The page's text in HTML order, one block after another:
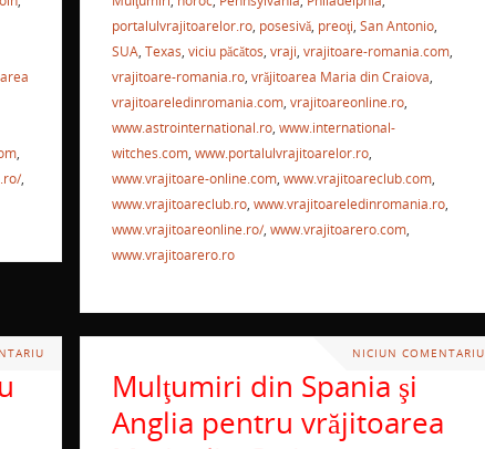
,
,
b
o
o
k
st A
p
p
a
ză
portalulvrajitoarelor.ro, posesivă, preoţi San Antonio,
SUA Texas viciu păcătos vraji vrajitoare-romania.com,
vrajitoare-romania.ro, vrăjitoarea Maria din Craiova
vrajitoareledinromania.com, vrajitoareonline.ro,
www.astrointernational.ro, www.international-
witches.com, www.portalulvrajitoarelor.ro,
www.vrajitoare-online.com, www.vrajitoareclub.com,
www.vrajitoareclub.ro, www.vrajitoareledinromania.ro,
www.vrajitoareonline.ro/, www.vrajitoarero.com,
www.vrajitoarero.ro
NICIUN COMENTARIU
Mulţumiri din Spania şi
Anglia pentru vrăjitoarea